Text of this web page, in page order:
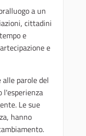
a un
cittadini
e
e
parole del
l'esperienza
Le sue
hanno